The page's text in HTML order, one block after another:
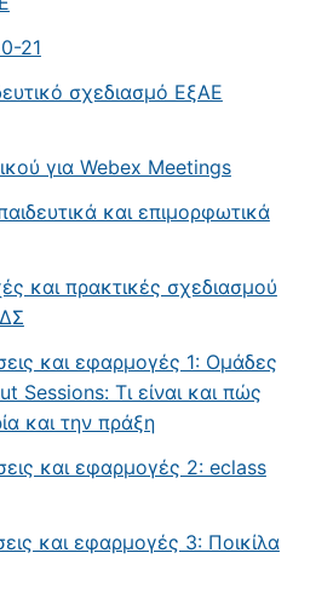
21
σχεδιασμό ΕξΑΕ
για Webex Meetings
και επιμορφωτικά
και πρακτικές σχεδιασμού
και εφαρμογές 1: Oμάδες
Sessions: Τι είναι και πώς
και την πράξη
και εφαρμογές 2: eclass
και εφαρμογές 3: Ποικίλα